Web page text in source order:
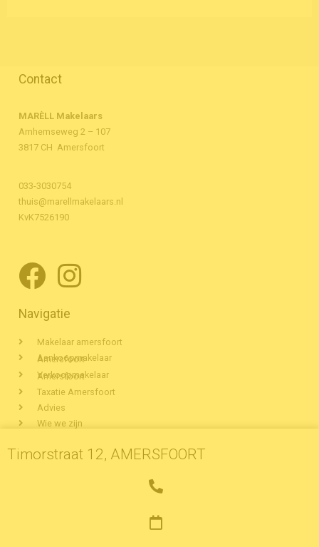
Contact
MARÈLL Makelaars
Arnhemseweg 2 – 107
3817 CH Amersfoort
033-3030754
thuis@marellmakelaars.nl
KvK7526190
Navigatie
Makelaar amersfoort
Aankoopmakelaar Amersfoort
Verkoopmakelaar Amersfoort
Taxatie Amersfoort
Advies
Wie we zijn
Veelgestelde vragen
Timorstraat 12, AMERSFOORT